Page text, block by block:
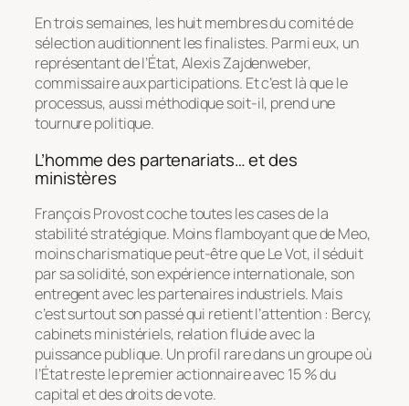
En trois semaines, les huit membres du comité de
sélection auditionnent les finalistes. Parmi eux, un
représentant de l’État, Alexis Zajdenweber,
commissaire aux participations. Et c’est là que le
processus, aussi méthodique soit-il, prend une
tournure politique.
L’homme des partenariats… et des
ministères
François Provost coche toutes les cases de la
stabilité stratégique. Moins flamboyant que de Meo,
moins charismatique peut-être que Le Vot, il séduit
par sa solidité, son expérience internationale, son
entregent avec les partenaires industriels. Mais
c’est surtout son passé qui retient l’attention : Bercy,
cabinets ministériels, relation fluide avec la
puissance publique. Un profil rare dans un groupe où
l’État reste le premier actionnaire avec 15 % du
capital et des droits de vote.